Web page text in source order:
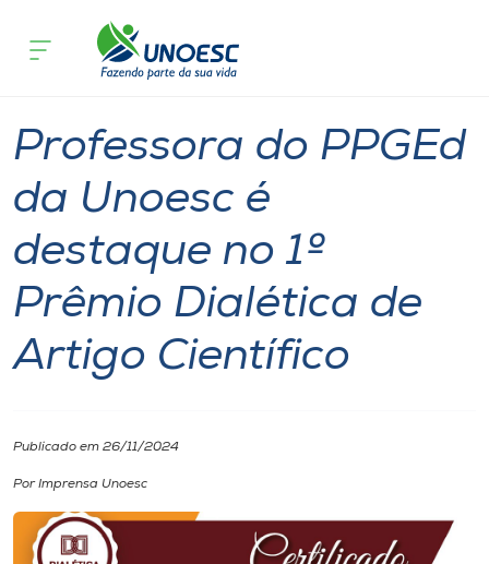
Cursos
Pesquisa
Atendimento ao Estudante
Portal de Ensino
Internacionalização
I.nova
Professora do PPGEd
da Unoesc é
destaque no 1º
Prêmio Dialética de
Artigo Científico
Publicado em 26/11/2024
Por Imprensa Unoesc